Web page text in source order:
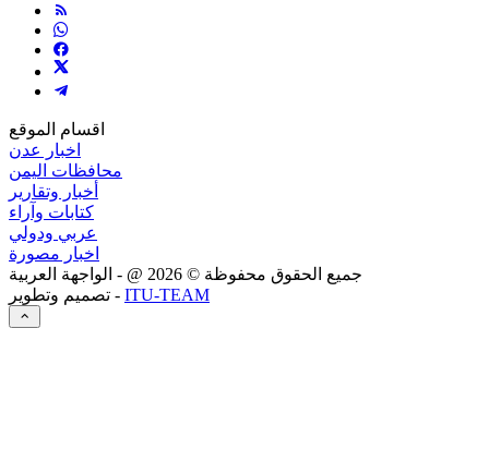
اقسام الموقع
اخبار عدن
محافظات اليمن
أخبار وتقارير
كتابات وآراء
عربي ودولي
اخبار مصورة
جميع الحقوق محفوظة © 2026 @ - الواجهة العربية
تصميم وتطوير - ITU-TEAM